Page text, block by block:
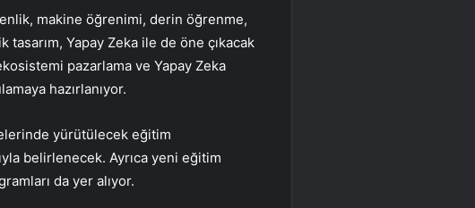
makine öğrenimi, derin öğrenme,
Yapay Zeka ile de öne çıkacak
pazarlama ve Yapay Zeka
hazırlanıyor.
yürütülecek eğitim
belirlenecek. Ayrıca yeni eğitim
da yer alıyor.